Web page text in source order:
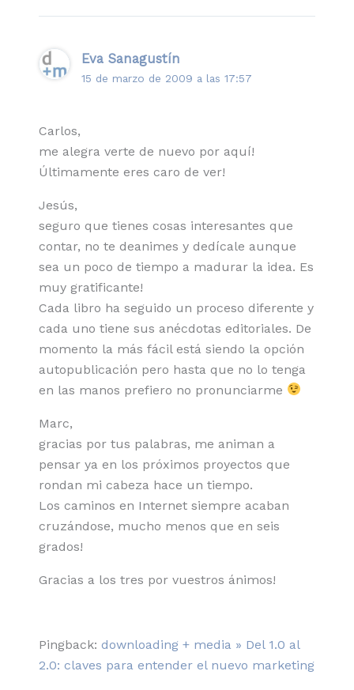
Eva Sanagustín
15 de marzo de 2009 a las 17:57
Carlos,
me alegra verte de nuevo por aquí!
Últimamente eres caro de ver!
Jesús,
seguro que tienes cosas interesantes que
contar, no te deanimes y dedícale aunque
sea un poco de tiempo a madurar la idea. Es
muy gratificante!
Cada libro ha seguido un proceso diferente y
cada uno tiene sus anécdotas editoriales. De
momento la más fácil está siendo la opción
autopublicación pero hasta que no lo tenga
en las manos prefiero no pronunciarme
Marc,
gracias por tus palabras, me animan a
pensar ya en los próximos proyectos que
rondan mi cabeza hace un tiempo.
Los caminos en Internet siempre acaban
cruzándose, mucho menos que en seis
grados!
Gracias a los tres por vuestros ánimos!
Pingback: downloading + media » Del 1.0 al
2.0: claves para entender el nuevo marketing